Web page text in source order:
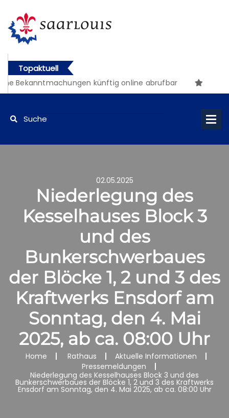
Topaktuell
Bekanntmachungen künftig online abrufbar
02.05.2025
Niederlegung des
Kesselhauses Block 3
und des
Bunkerschwerbaues
der Blöcke 1, 2 und 3 des
Kraftwerks Ensdorf am
Sonntag, den 4. Mai
2025, ab ca. 08:00 Uhr
Home Rathaus
Aktuelle Informationen
Pressemeldungen
Niederlegung des Kesselhauses Block 3 und des
Bunkerschwerbaues der Blöcke 1, 2 und 3 des Kraftwerks
Ensdorf am Sonntag, den 4. Mai 2025, ab ca. 08:00 Uhr